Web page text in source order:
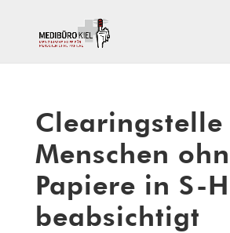
Menschen
Papiere in S-H
beabsichtigt